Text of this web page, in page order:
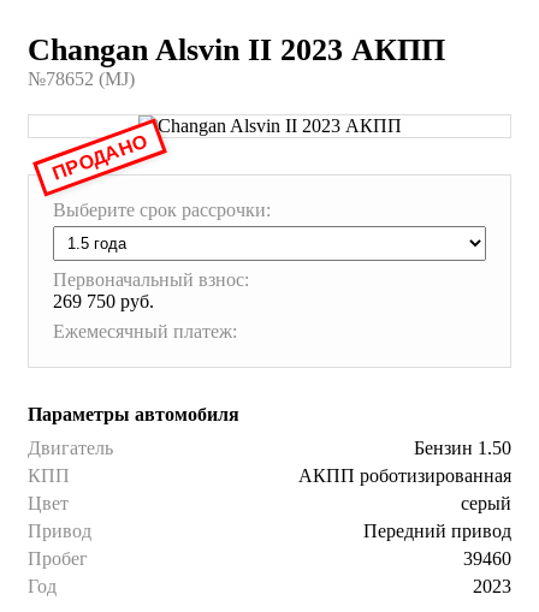
Changan Alsvin II 2023 АКПП
№78652 (МJ)
Выберите срок рассрочки:
Первоначальный взнос:
269 750 руб.
Ежемесячный платеж:
Параметры автомобиля
Двигатель
Бензин 1.50
КПП
АКПП роботизированная
Цвет
серый
Привод
Передний привод
Пробег
39460
Год
2023
ПРОДАНО